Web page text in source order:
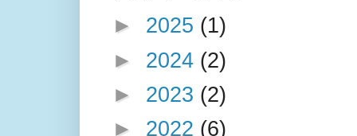
► 2025 (1)
► 2024 (2)
► 2023 (2)
► 2022 (6)